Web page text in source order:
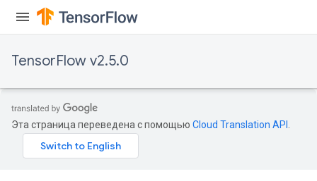
TensorFlow v2.5.0
Эта страница переведена с помощью Cloud Translation API